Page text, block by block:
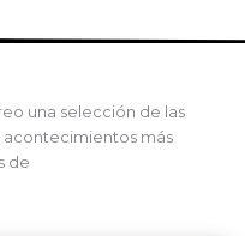
una selección de las
acontecimientos más
de